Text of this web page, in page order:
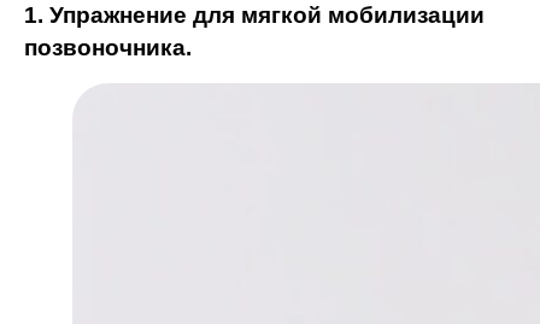
1. Упражнение для мягкой мобилизации
позвоночника.